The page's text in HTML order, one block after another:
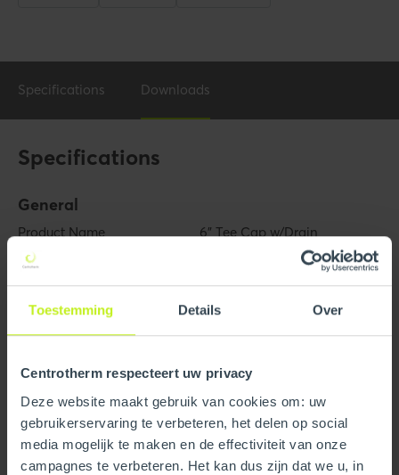
Toestemming Details Over
Centrotherm respecteert uw privacy
Deze website maakt gebruik van cookies om: uw
gebruikerservaring te verbeteren, het delen op social
media mogelijk te maken en de effectiviteit van onze
campagnes te verbeteren. Het kan dus zijn dat we u, in
Specifications Downloads
Specifications
General
Product Name 6" Tee Cap w/Drain
Trade name
GTIN 0815010011027
Technical
Color Gray